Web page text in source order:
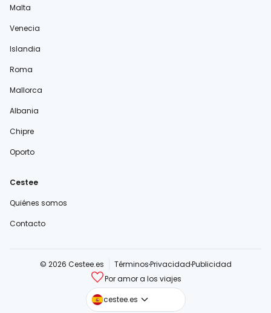
Malta
Venecia
Islandia
Roma
Mallorca
Albania
Chipre
Oporto
Cestee
Quiénes somos
Contacto
© 2026 Cestee.es TérminosPrivacidadPublicidad
Por amor a los viajes
cestee.es
cestee.com